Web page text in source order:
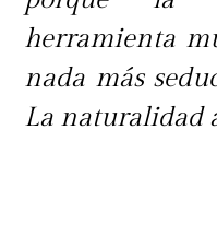
herramienta
nada más
La naturalidad